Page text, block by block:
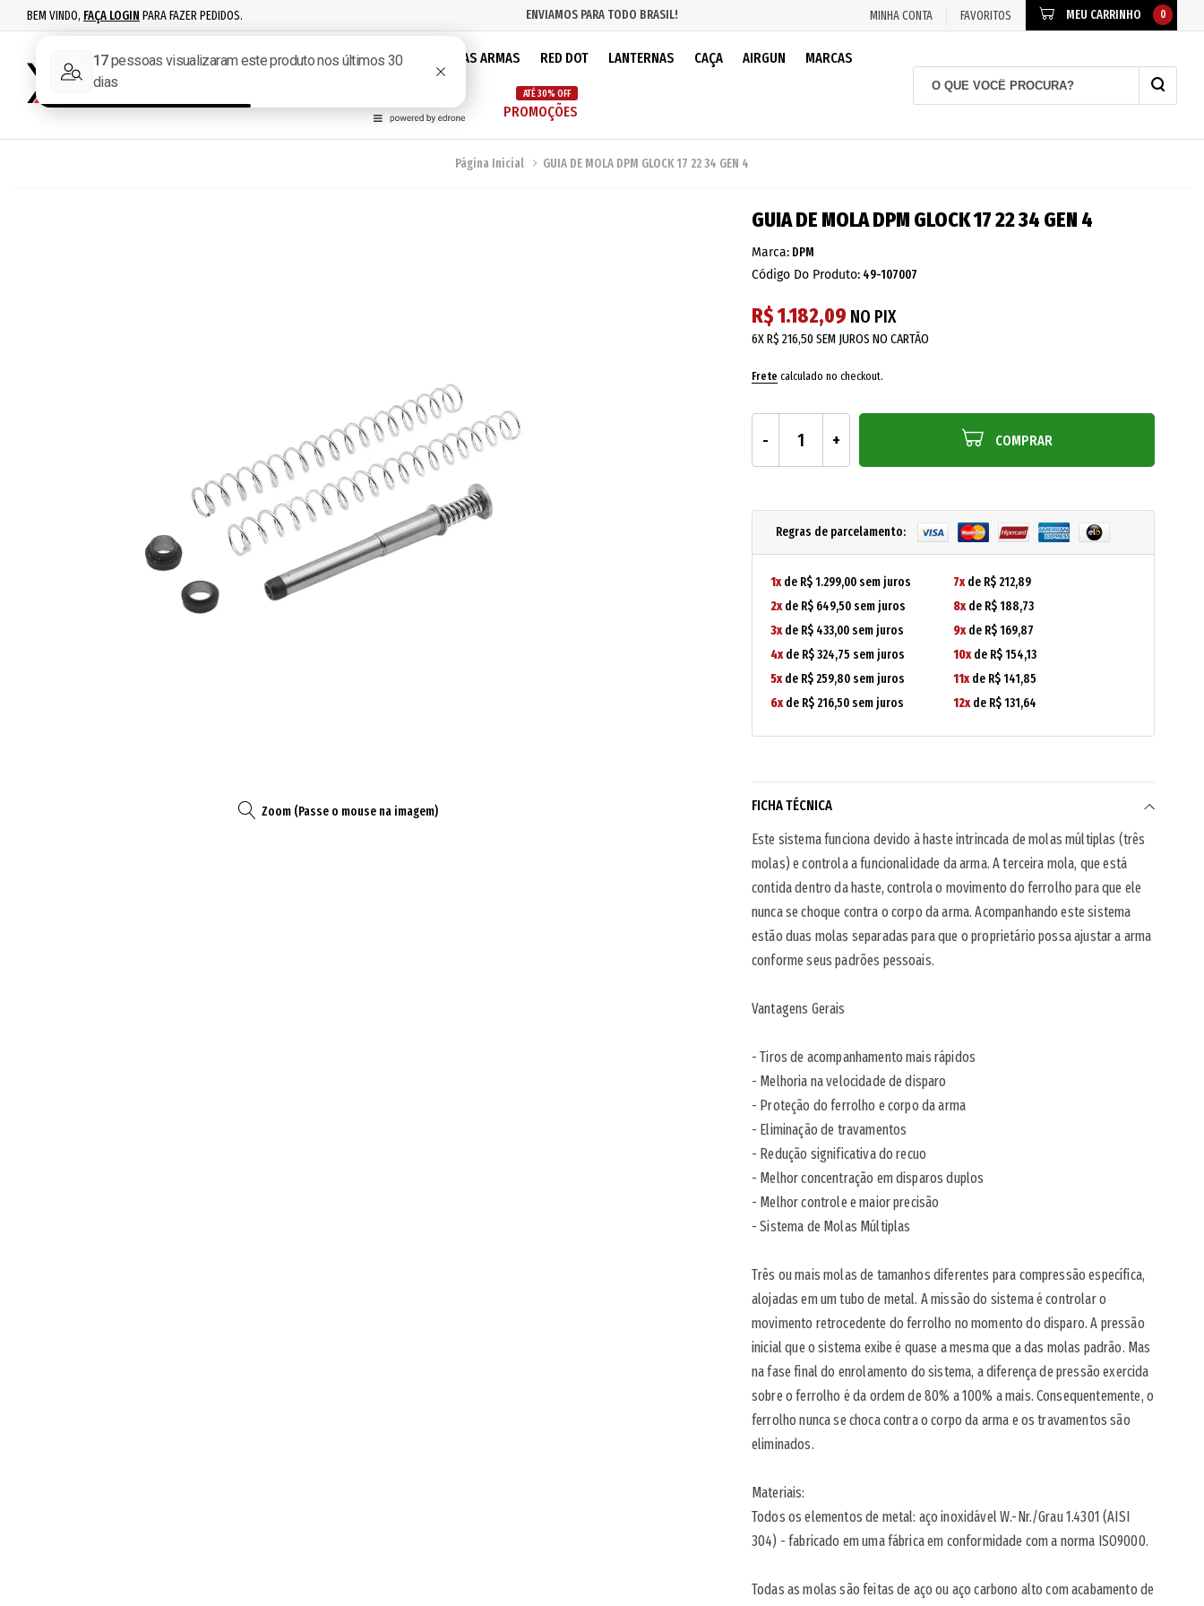
BEM VINDO, FAÇA LOGIN PARA FAZER PEDIDOS. ENVIAMOS PARA TODO BRASIL! MINHA CONTA FAVORITOS MEU CARRINHO 0
RECARGA IPSC ACESSÓRIOS PEÇAS ARMAS RED DOT LANTERNAS CAÇA AIRGUN MARCAS
PROMOÇÕES
ATÉ 30% OFF
Página Inicial GUIA DE MOLA DPM GLOCK 17 22 34 GEN 4
Zoom (Passe o mouse na imagem)
GUIA DE MOLA DPM GLOCK 17 22 34 GEN 4
Marca: DPM
Código Do Produto: 49-107007
R$ 1.182,09 NO PIX
6XR$ 216,50 SEM JUROS NO CARTÃO
Frete calculado no checkout.
COMPRAR
Regras de parcelamento:
1xde R$ 1.299,00 sem juros
2xde R$ 649,50 sem juros
3xde R$ 433,00 sem juros
4xde R$ 324,75 sem juros
5xde R$ 259,80 sem juros
6xde R$ 216,50 sem juros
7xde R$ 212,89
8xde R$ 188,73
9xde R$ 169,87
10xde R$ 154,13
11xde R$ 141,85
12xde R$ 131,64
FICHA TÉCNICA
Este sistema funciona devido à haste intrincada de molas múltiplas (três
molas) e controla a funcionalidade da arma. A terceira mola, que está
contida dentro da haste, controla o movimento do ferrolho para que ele
nunca se choque contra o corpo da arma. Acompanhando este sistema
estão duas molas separadas para que o proprietário possa ajustar a arma
conforme seus padrões pessoais.
Vantagens Gerais
- Tiros de acompanhamento mais rápidos
- Melhoria na velocidade de disparo
- Proteção do ferrolho e corpo da arma
- Eliminação de travamentos
- Redução significativa do recuo
- Melhor concentração em disparos duplos
- Melhor controle e maior precisão
- Sistema de Molas Múltiplas
Três ou mais molas de tamanhos diferentes para compressão específica,
alojadas em um tubo de metal. A missão do sistema é controlar o
movimento retrocedente do ferrolho no momento do disparo. A pressão
inicial que o sistema exibe é quase a mesma que a das molas padrão. Mas
na fase final do enrolamento do sistema, a diferença de pressão exercida
sobre o ferrolho é da ordem de 80% a 100% a mais. Consequentemente, o
ferrolho nunca se choca contra o corpo da arma e os travamentos são
eliminados.
Materiais:
Todos os elementos de metal: aço inoxidável W.-Nr./Grau 1.4301 (AISI
304) - fabricado em uma fábrica em conformidade com a norma ISO9000.
Todas as molas são feitas de aço ou aço carbono alto com acabamento de